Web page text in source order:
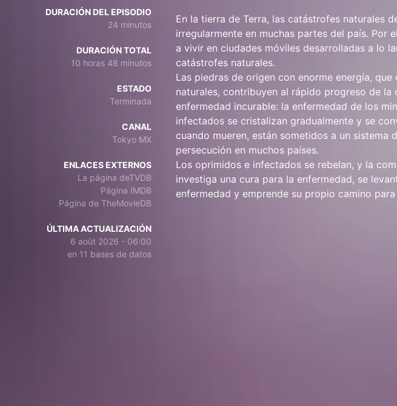
DURACIÓN DEL EPISODIO
24 minutos
DURACIÓN TOTAL
10 horas 48 minutos
ESTADO
Terminada
CANAL
Tokyo MX
ENLACES EXTERNOS
La página deTVDB
Página IMDB
Página de TheMovieDB
ÚLTIMA ACTUALIZACIÓN
6 août 2026 - 06:00
en 11 bases de datos
En la tierra de Terra, las catástrofes naturales
irregularmente en muchas partes del país. Por
a vivir en ciudades móviles desarrolladas a lo
catástrofes naturales.
Las piedras de origen con enorme energía,
naturales, contribuyen al rápido progreso de
enfermedad incurable: la enfermedad de los
infectados se cristalizan gradualmente y se
cuando mueren, están sometidos a un sistema
persecución en muchos países.
Los oprimidos e infectados se rebelan, y la
investiga una cura para la enfermedad, se
enfermedad y emprende su propio camino